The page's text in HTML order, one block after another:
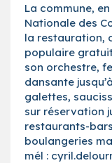
La commune,
Nationale des
la restauration,
populaire
son orchestre,
dansante
galettes,
sur réservation
restaurants-
boulangeries
mél :